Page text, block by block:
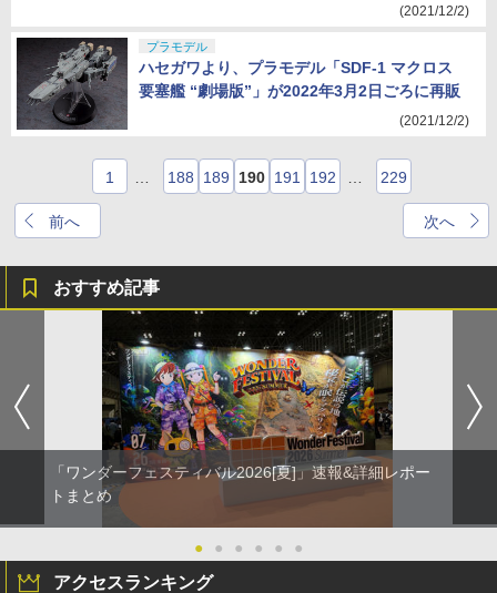
(2021/12/2)
プラモデル
ハセガワより、プラモデル「SDF-1 マクロス
要塞艦 “劇場版”」が2022年3月2日ごろに再販
(2021/12/2)
前へ
1 188 189 190 191 192 229
次へ
おすすめ記事
「ワンダーフェスティバル2026[夏]」速報&詳細レポー
トまとめ
● ● ● ● ● ●
アクセスランキング